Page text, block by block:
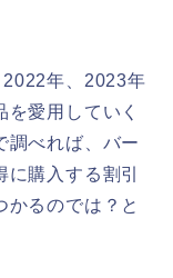
年、2023年
愛用していく
調べれば、バー
購入する割引
かるのでは？と